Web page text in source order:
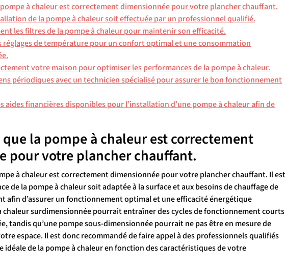
à chaleur est correctement dimensionnée pour votre plancher chauffant.
de la pompe à chaleur soit effectuée par un professionnel qualifié.
les filtres de la pompe à chaleur pour maintenir son efficacité.
réglages de température pour un confort optimal et une consommation
votre maison pour optimiser les performances de la pompe à chaleur.
périodiques avec un technicien spécialisé pour assurer le bon fonctionnement
aides financières disponibles pour l’installation d’une pompe à chaleur afin de
que la pompe à chaleur est correctement
pour votre plancher chauffant.
à chaleur est correctement dimensionnée pour votre plancher chauffant. Il est
de la pompe à chaleur soit adaptée à la surface et aux besoins de chauffage de
afin d’assurer un fonctionnement optimal et une efficacité énergétique
chaleur surdimensionnée pourrait entraîner des cycles de fonctionnement courts
tandis qu’une pompe sous-dimensionnée pourrait ne pas être en mesure de
espace. Il est donc recommandé de faire appel à des professionnels qualifiés
de la pompe à chaleur en fonction des caractéristiques de votre